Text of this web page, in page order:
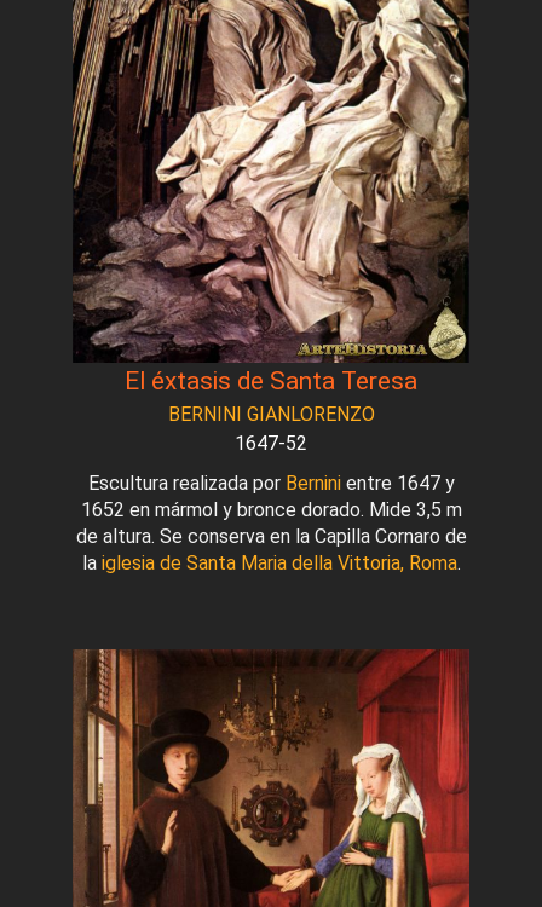
El éxtasis de Santa Teresa
BERNINI GIANLORENZO
1647-52
Escultura realizada por Berninientre 1647 y
1652 en mármol y bronce dorado. Mide 3,5 m
de altura. Se conserva en la Capilla Cornaro de
la iglesia de Santa Maria della Vittoria, Roma.